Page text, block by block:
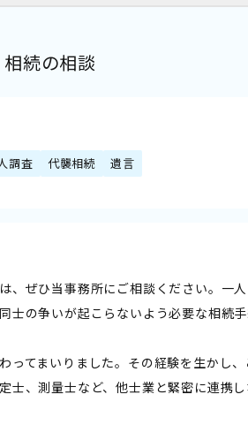
相続の相談
調査 代襲相続 遺言
、ぜひ当事務所にご相談ください。一
士の争いが起こらないよう必要な相続
ってまいりました。その経験を生かし
士、測量士など、他士業と緊密に連携